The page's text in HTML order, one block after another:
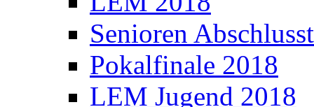
Senioren
Pokalfinale 2018
LEM Jugend 2018